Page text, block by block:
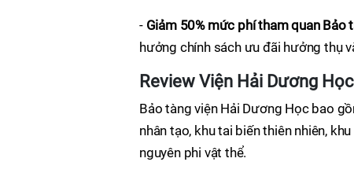
- Giảm 50% mức phí tham quan Bảo
hưởng chính sách ưu đãi hưởng thụ
Review Viện Hải Dương
Bảo tàng viện Hải Dương Học bao
nhân tạo, khu tai biến thiên nhiên,
nguyên phi vật thể.